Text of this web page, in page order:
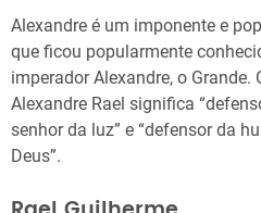
Alexandre é um imponente e
que ficou popularmente
imperador Alexandre, o Grande.
Alexandre Rael significa
senhor da luz” e “defensor da
Deus”.